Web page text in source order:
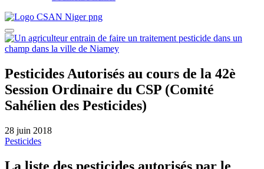
Pesticides Autorisés au cours de la 42è
Session Ordinaire du CSP (Comité
Sahélien des Pesticides)
28 juin 2018
Pesticides
La liste des pesticides autorisés par le